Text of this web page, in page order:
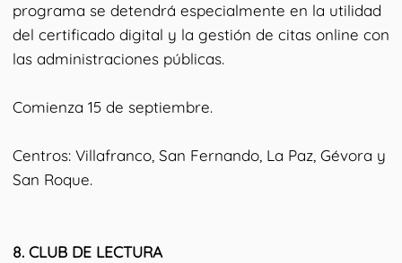
programa se detendrá especialmente en la utilidad
del certificado digital y la gestión de citas online con
las administraciones públicas.
Comienza 15 de septiembre.
Centros: Villafranco, San Fernando, La Paz, Gévora y
San Roque.
8.⁠ ⁠CLUB DE LECTURA